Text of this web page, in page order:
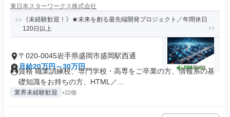
東日本スターワークス株式会社
《未経験歓迎！》★未来を創る最先端開発プロジェクト／年間休日
120日以上
〒020-0045岩手県盛岡市盛岡駅西通
月給20万円～30万円
資格 職業訓練校、専門学校・高専をご卒業の方、情報系の基
礎知識をお持ちの方、HTML／...
業界未経験歓迎 +22個